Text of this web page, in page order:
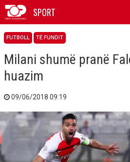
SPORT
FUTBOLL TË FUNDIT
Milani shumë pranë
huazim
09/06/2018 09:19